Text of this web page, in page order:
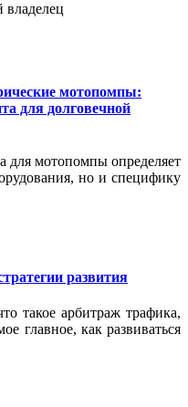
владелец
мотопомпы:
для долговечной
для мотопомпы определяет
но и специфику
развития
такое арбитраж трафика,
главное, как развиваться